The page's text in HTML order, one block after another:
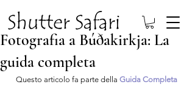
Fotografia a Búðakirkja: La
guida completa
Questo articolo fa parte della Guida Completa